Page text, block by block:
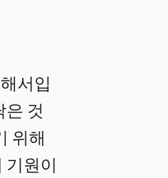
서입
은 것
위해
기원이